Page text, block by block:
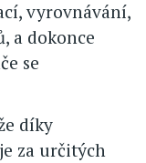
vyrovnávání,
a dokonce
se
díky
za určitých